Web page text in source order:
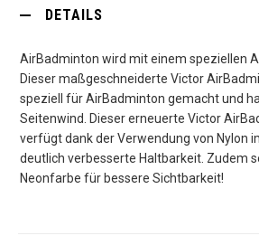
DETAILS
AirBadminton wird mit einem speziellen
Dieser maßgeschneiderte Victor
speziell für AirBadminton gemacht und
Seitenwind. Dieser erneuerte Victor
verfügt dank der Verwendung von Nylon
deutlich verbesserte Haltbarkeit. Zudem
Neonfarbe für bessere Sichtbarkeit!